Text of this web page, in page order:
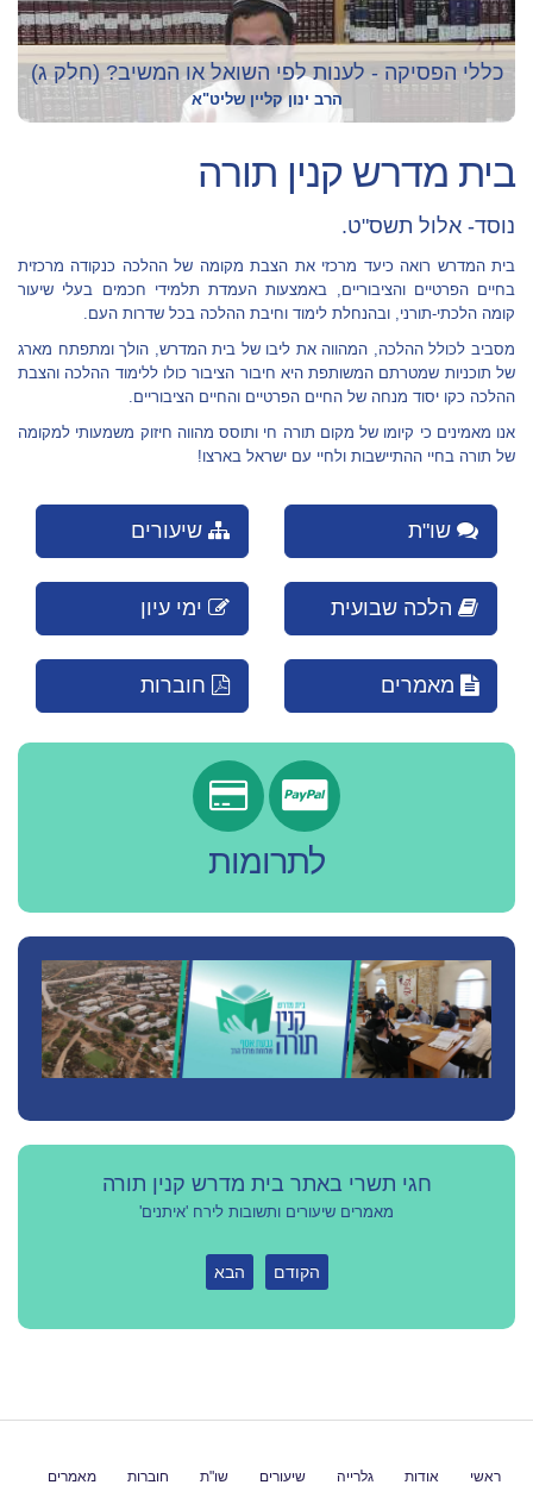
כללי הפסיקה - לענות לפי השואל או המשיב? (חלק ג)
הרב ינון קליין שליט"א
בית מדרש קנין תורה
נוסד- אלול תשס"ט.
בית המדרש רואה כיעד מרכזי את הצבת מקומה של ההלכה כנקודה מרכזית
בחיים הפרטיים והציבוריים, באמצעות העמדת תלמידי חכמים בעלי שיעור
קומה הלכתי-תורני, ובהנחלת לימוד וחיבת ההלכה בכל שדרות העם.
מסביב לכולל ההלכה, המהווה את ליבו של בית המדרש, הולך ומתפתח מארג
של תוכניות שמטרתם המשותפת היא חיבור הציבור כולו ללימוד ההלכה והצבת
ההלכה כקו יסוד מנחה של החיים הפרטיים והחיים הציבוריים.
אנו מאמינים כי קיומו של מקום תורה חי ותוסס מהווה חיזוק משמעותי למקומה
של תורה בחיי ההתיישבות ולחיי עם ישראל בארצו!
שו"ת
הלכה שבועית
מאמרים
שיעורים
ימי עיון
חוברות
לתרומות
חגי תשרי באתר בית מדרש קנין תורה
מאמרים שיעורים ותשובות לירח 'איתנים'
הקודם הבא
ראשי אודות גלרייה שיעורים שו"ת חוברות מאמרים